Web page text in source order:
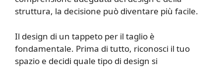
struttura, la decisione può diventare più facile.
Il design di un tappeto per il taglio è
fondamentale. Prima di tutto, riconosci il tuo
spazio e decidi quale tipo di design si